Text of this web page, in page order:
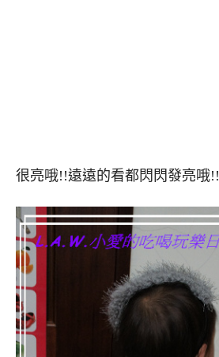
很亮哦!!遠遠的看都閃閃發亮哦!!